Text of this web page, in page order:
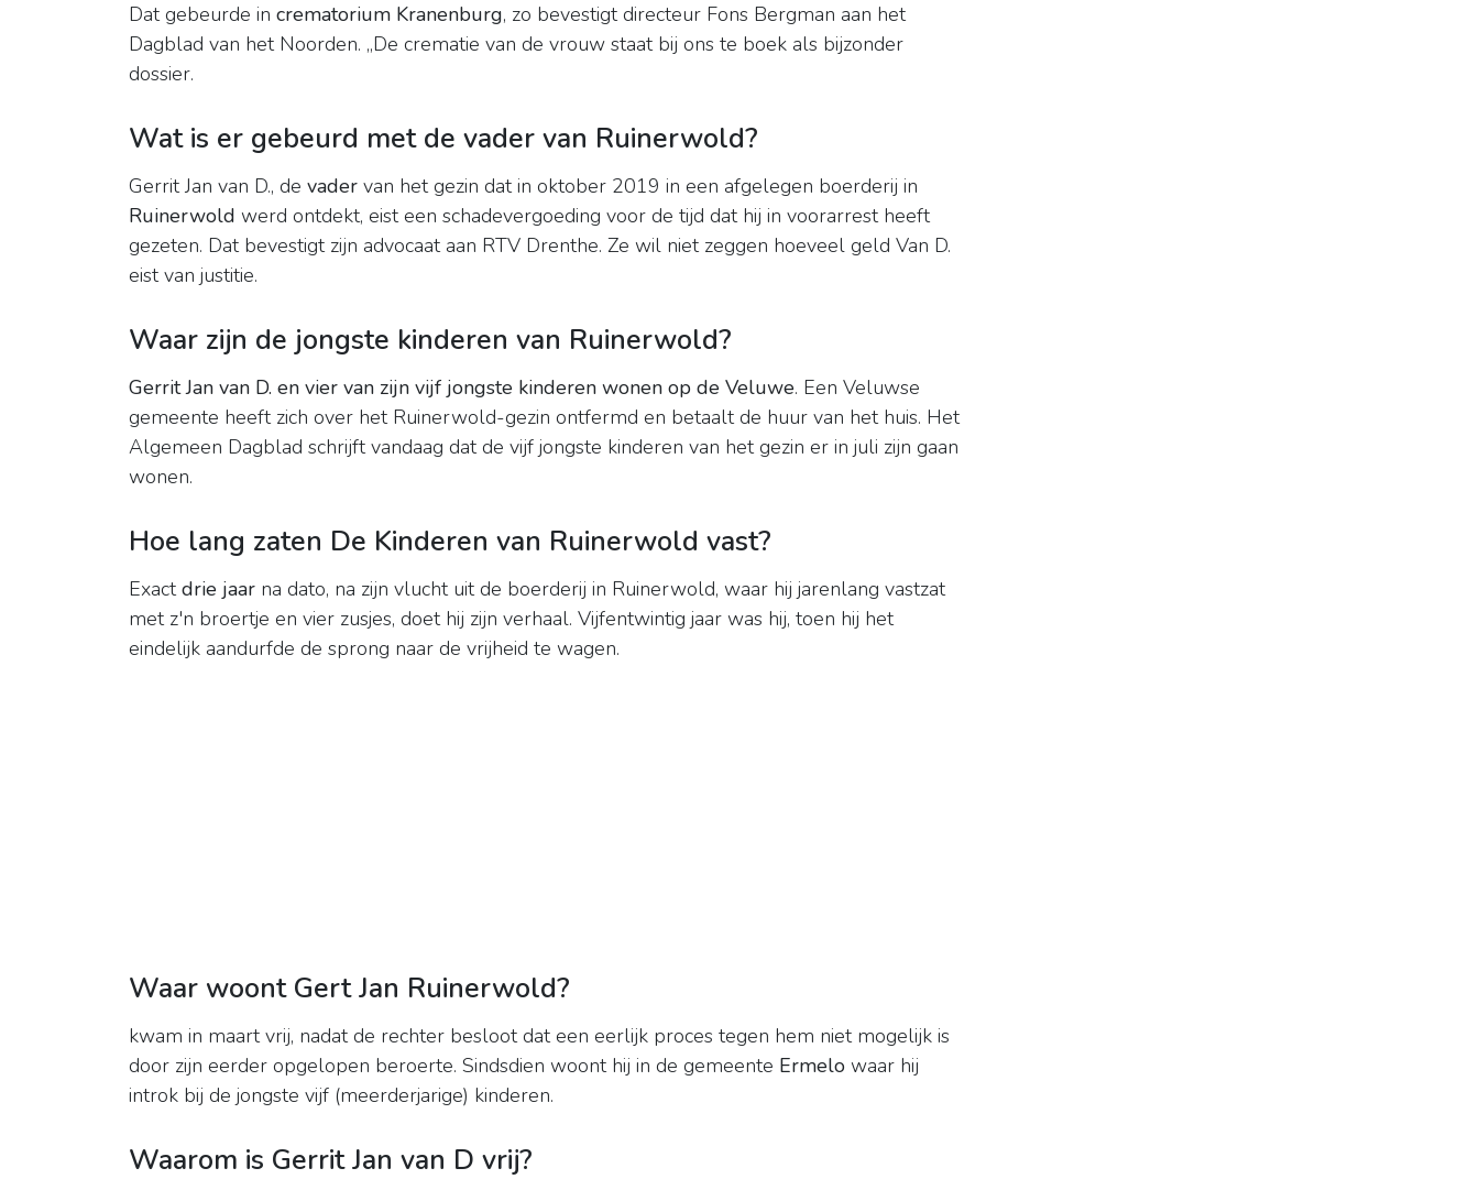
Dat gebeurde in crematorium Kranenburg, zo bevestigt directeur Fons Bergman aan het
Dagblad van het Noorden. „De crematie van de vrouw staat bij ons te boek als bijzonder
dossier.
Wat is er gebeurd met de vader van Ruinerwold?
Gerrit Jan van D., de vader van het gezin dat in oktober 2019 in een afgelegen boerderij in
Ruinerwold werd ontdekt, eist een schadevergoeding voor de tijd dat hij in voorarrest heeft
gezeten. Dat bevestigt zijn advocaat aan RTV Drenthe. Ze wil niet zeggen hoeveel geld Van D.
eist van justitie.
Waar zijn de jongste kinderen van Ruinerwold?
Gerrit Jan van D. en vier van zijn vijf jongste kinderen wonen op de Veluwe. Een Veluwse
gemeente heeft zich over het Ruinerwold-gezin ontfermd en betaalt de huur van het huis. Het
Algemeen Dagblad schrijft vandaag dat de vijf jongste kinderen van het gezin er in juli zijn gaan
wonen.
Hoe lang zaten De Kinderen van Ruinerwold vast?
Exactdrie jaar na dato, na zijn vlucht uit de boerderij in Ruinerwold, waar hij jarenlang vastzat
met z'n broertje en vier zusjes, doet hij zijn verhaal. Vijfentwintig jaar was hij, toen hij het
eindelijk aandurfde de sprong naar de vrijheid te wagen.
Waar woont Gert Jan Ruinerwold?
kwam in maart vrij, nadat de rechter besloot dat een eerlijk proces tegen hem niet mogelijk is
door zijn eerder opgelopen beroerte. Sindsdien woont hij in de gemeente Ermelo waar hij
introk bij de jongste vijf (meerderjarige) kinderen.
Waarom is Gerrit Jan van D vrij?